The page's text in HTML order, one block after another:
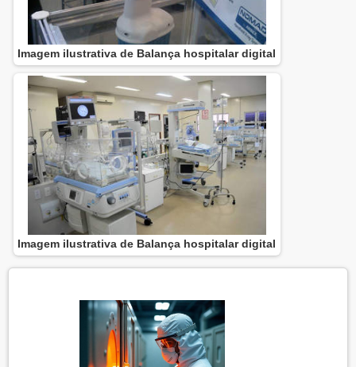
Imagem ilustrativa de Balança hospitalar digital
Imagem ilustrativa de Balança hospitalar digital